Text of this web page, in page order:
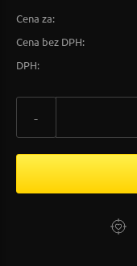
Cena za:
Cena bez DPH:
DPH:
-